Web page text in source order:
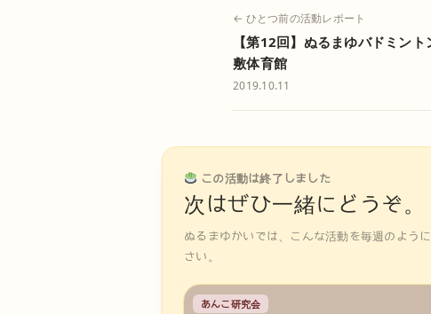
← ひとつ前の活動レポート
【第12回】ぬるまゆバドミン
敷体育館
2019.10.11
この活動は終了しました
次はぜひ一緒にどうぞ。
ぬるまゆかいでは、こんな活動を毎週のよう
さい。
あんこ研究会